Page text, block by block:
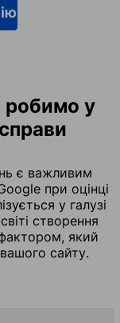
робимо у
є важливим
при оцінці
у галузі
створення
який
сайту.